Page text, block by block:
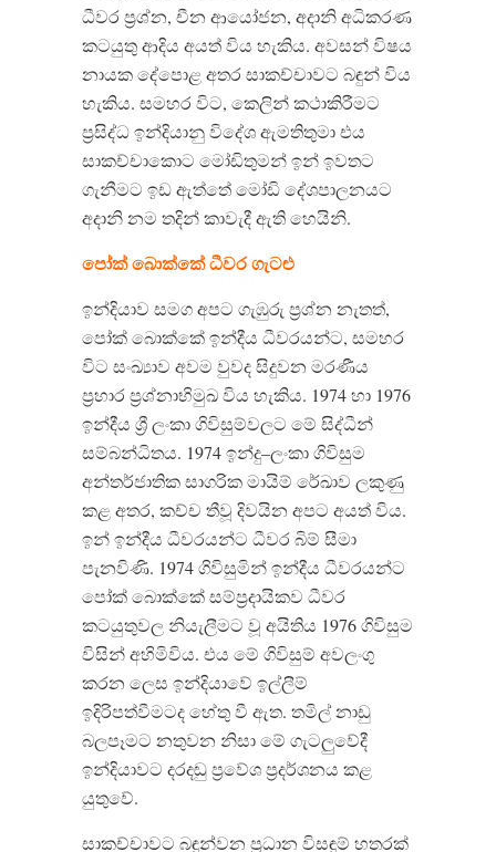
ධීවර ප්‍රශ්න, චීන ආයෝජන, අදානි අධිකරණ
කටයුතු ආදිය අයත් විය හැකිය. අවසන් විෂය
නායක දේපොළ අතර සාකච්චාවට බඳුන් විය
හැකිය. සමහර විට, කෙලින් කථාකිරීමට
ප්‍රසිද්ධ ඉන්දියානු විදේශ ඇමතිතුමා එය
සාකච්චාකොට මෝඩිතුමන් ඉන් ඉවතට
ගැනීමට ඉඩ ඇත්තේ මෝඩි දේශපාලනයට
අදානි නම තදින් කාවැදී ඇති හෙයිනි.
පෝක්බොක්කේධීවරගැටළු
ඉන්දියාව සමග අපට ගැඹුරු ප්‍රශ්න නැතත්,
පෝක් බොක්කේ ඉන්දීය ධීවරයන්ට, සමහර
විට සංඛ්‍යාව අවම වුවද සිදුවන මරණීය
ප්‍රහාර ප්‍රශ්නාභිමුඛ විය හැකිය. 1974හා 1976
ඉන්දීය ශ්‍රී ලංකා ගිවිසුම්වලට මේ සිද්ධීන්
සම්බන්ධිතය. 1974ඉන්දු–ලංකාගිවිසුම
අන්තර්ජාතිකසාගරිකමායිම් රේඛාව ලකුණු
කළ අතර, කච්ච තීවූ දිවයින අපට අයත්විය.
ඉන්ඉන්දීය ධීවරයන්ට ධීවරබිම් සීමා
පැනවිණි. 1974ගිවිසුමින්ඉන්දීය ධීවරයන්ට
පෝක්බොක්කේසම්ප්‍රදායිකව ධීවර
කටයුතුවල නියැලීමට වූ අයිතිය 1976ගිවිසුම
විසින්අහිමිවිය. එය මේ ගිවිසුම් අවලංගු
කරන ලෙස ඉන්දියාවේ ඉල්ලීම්
ඉදිරිපත්වීමටදහේතුවී ඇත. තමිල්නාඩු
බලපෑමට නතුවන නිසාමේ ගැටලුවේදී
ඉන්දියාවට දරදඬුප්‍රවේශප්‍රදර්ශනය කළ
යුතුවේ.
සාකච්චාවට බඳුන්වන ප්‍රධාන විසඳුම් හතරක්